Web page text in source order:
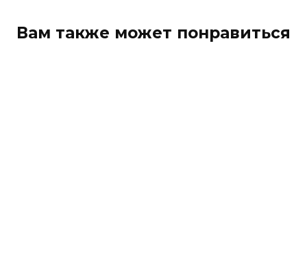
Вам также может понравиться